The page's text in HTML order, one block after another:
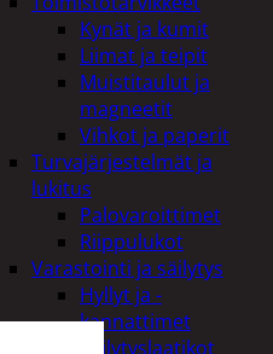
Kynät ja kumit
Liimat ja teipit
Muistitaulut ja
magneetit
Vihkot ja paperit
Turvajärjestelmät ja
lukitus
Palovaroittimet
Riippulukot
Varastointi ja säilytys
Hyllyt ja -
kannattimet
Säilytyslaatikot